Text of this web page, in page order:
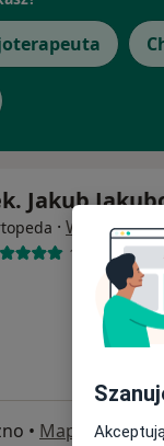
Jakub
· Więcej
186 opinii
• Mapa